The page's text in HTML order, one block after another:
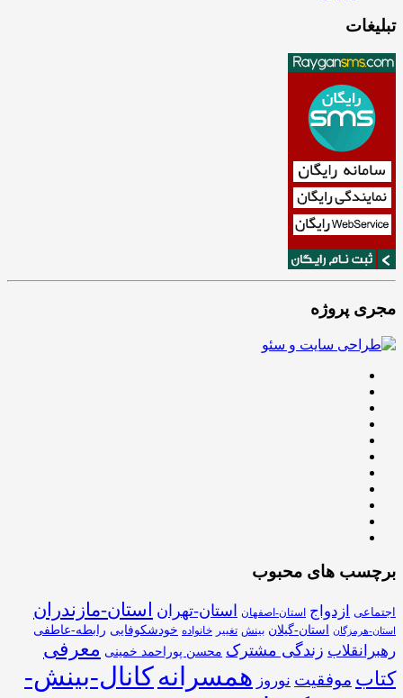
تبلیغات
مجری پروژه
برچسب های محبوب
اجتماعی ازدواج استان-اصفهان استان-تهران استان-مازندران
استان-هرمزگان استان-گیلان بینش تغییر خانواده خودشکوفایی رابطه-عاطفی
رهبرانقلاب زندگی مشترک محسن پوراحمد خمینی معرفی
کتاب موفقیت نوروز همسرانهکانال-بینش-